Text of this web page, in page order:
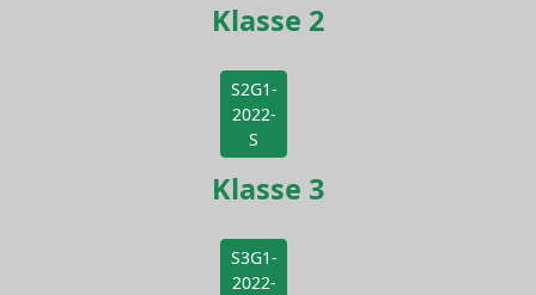
Klasse 2
S2G1-
2022-
S
Klasse 3
S3G1-
2022-